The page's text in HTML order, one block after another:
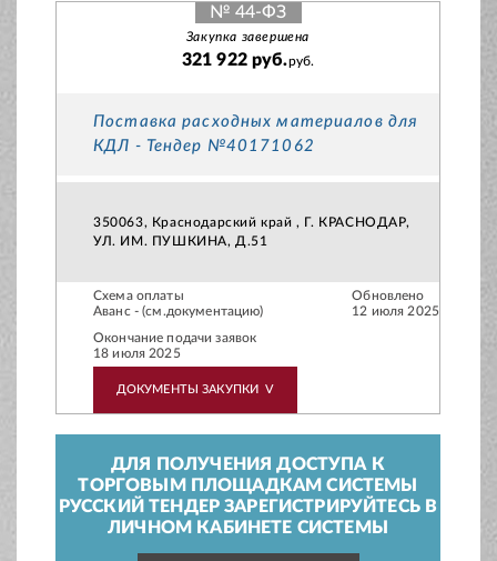
№ 44-ФЗ
Закупка завершена
321 922 руб.руб.
Поставка расходных материалов для
КДЛ - Тендер №40171062
350063, Краснодарский край , Г. КРАСНОДАР,
УЛ. ИМ. ПУШКИНА, Д.51
Схема оплаты
Аванс - (см.документацию)
Обновлено
12 июля 2025
Окончание подачи заявок
18 июля 2025
ДОКУМЕНТЫ ЗАКУПКИ V
ДЛЯ ПОЛУЧЕНИЯ ДОСТУПА К
ТОРГОВЫМ ПЛОЩАДКАМ СИСТЕМЫ
РУССКИЙ ТЕНДЕР ЗАРЕГИСТРИРУЙТЕСЬ В
ЛИЧНОМ КАБИНЕТЕ СИСТЕМЫ